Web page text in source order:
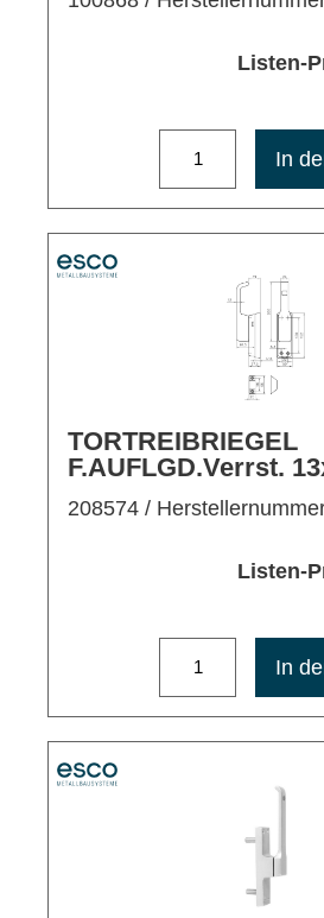
Listen-
In
TORTREIBRIEGEL
F.AUFLGD.Verrst.
Dreipkt.Stellg AL-
208574 /
Listen-
In